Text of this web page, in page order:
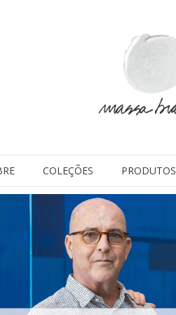
COLEÇÕES PRODUTOS